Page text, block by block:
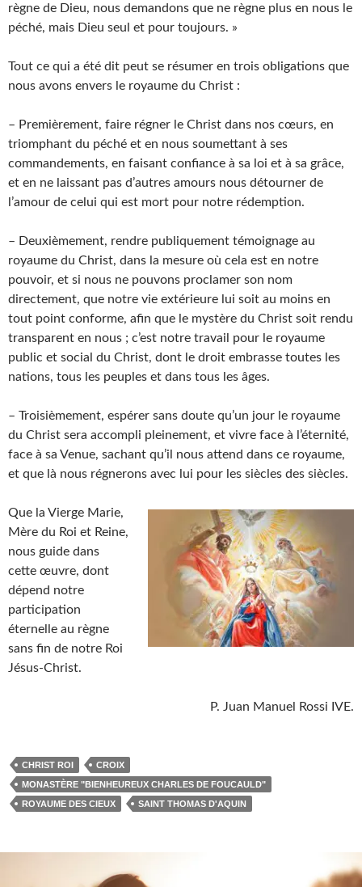
règne de Dieu, nous demandons que ne règne plus en nous le
péché, mais Dieu seul et pour toujours. »
Tout ce qui a été dit peut se résumer en trois obligations que
nous avons envers le royaume du Christ :
– Premièrement, faire régner le Christ dans nos cœurs, en
triomphant du péché et en nous soumettant à ses
commandements, en faisant confiance à sa loi et à sa grâce,
et en ne laissant pas d’autres amours nous détourner de
l’amour de celui qui est mort pour notre rédemption.
– Deuxièmement, rendre publiquement témoignage au
royaume du Christ, dans la mesure où cela est en notre
pouvoir, et si nous ne pouvons proclamer son nom
directement, que notre vie extérieure lui soit au moins en
tout point conforme, afin que le mystère du Christ soit rendu
transparent en nous ; c’est notre travail pour le royaume
public et social du Christ, dont le droit embrasse toutes les
nations, tous les peuples et dans tous les âges.
– Troisièmement, espérer sans doute qu’un jour le royaume
du Christ sera accompli pleinement, et vivre face à l’éternité,
face à sa Venue, sachant qu’il nous attend dans ce royaume,
et que là nous régnerons avec lui pour les siècles des siècles.
Que la Vierge Marie,
Mère du Roi et Reine,
nous guide dans
cette œuvre, dont
dépend notre
participation
éternelle au règne
sans fin de notre Roi
Jésus-Christ.
P. Juan Manuel Rossi IVE.
CHRIST ROI
CROIX
MONASTÈRE "BIENHEUREUX CHARLES DE FOUCAULD"
ROYAUME DES CIEUX
SAINT THOMAS D'AQUIN